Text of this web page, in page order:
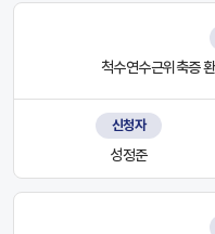
척수연수근위축증
신청자
성정준